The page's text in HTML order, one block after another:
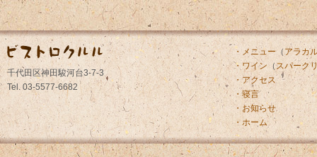
千代田区神田駿河台3-7-3
Tel. 03-5577-6682
・メニュー（ アラカ
・ワイン （スパーク
・アクセス
・寝言
・お知らせ
・ホーム